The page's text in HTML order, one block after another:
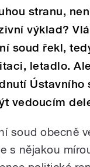
stranu,
výklad?
soud řekl,
letadlo.
Ústavního
vedoucím
soud obecně
s nějakou